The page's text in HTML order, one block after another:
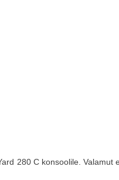
280 C konsoolile.